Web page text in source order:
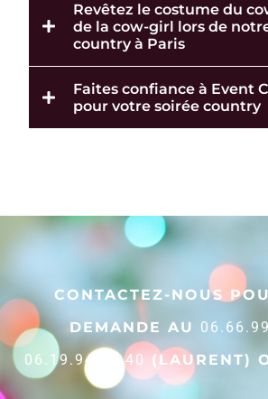
Revêtez le costume du
de la cow-girl lors de
country à Paris
Faites confiance à Event
pour votre soirée country
CONTACTEZ-NOUS
DEMANDE AU
06.19.94.53.40 (LAURENT)